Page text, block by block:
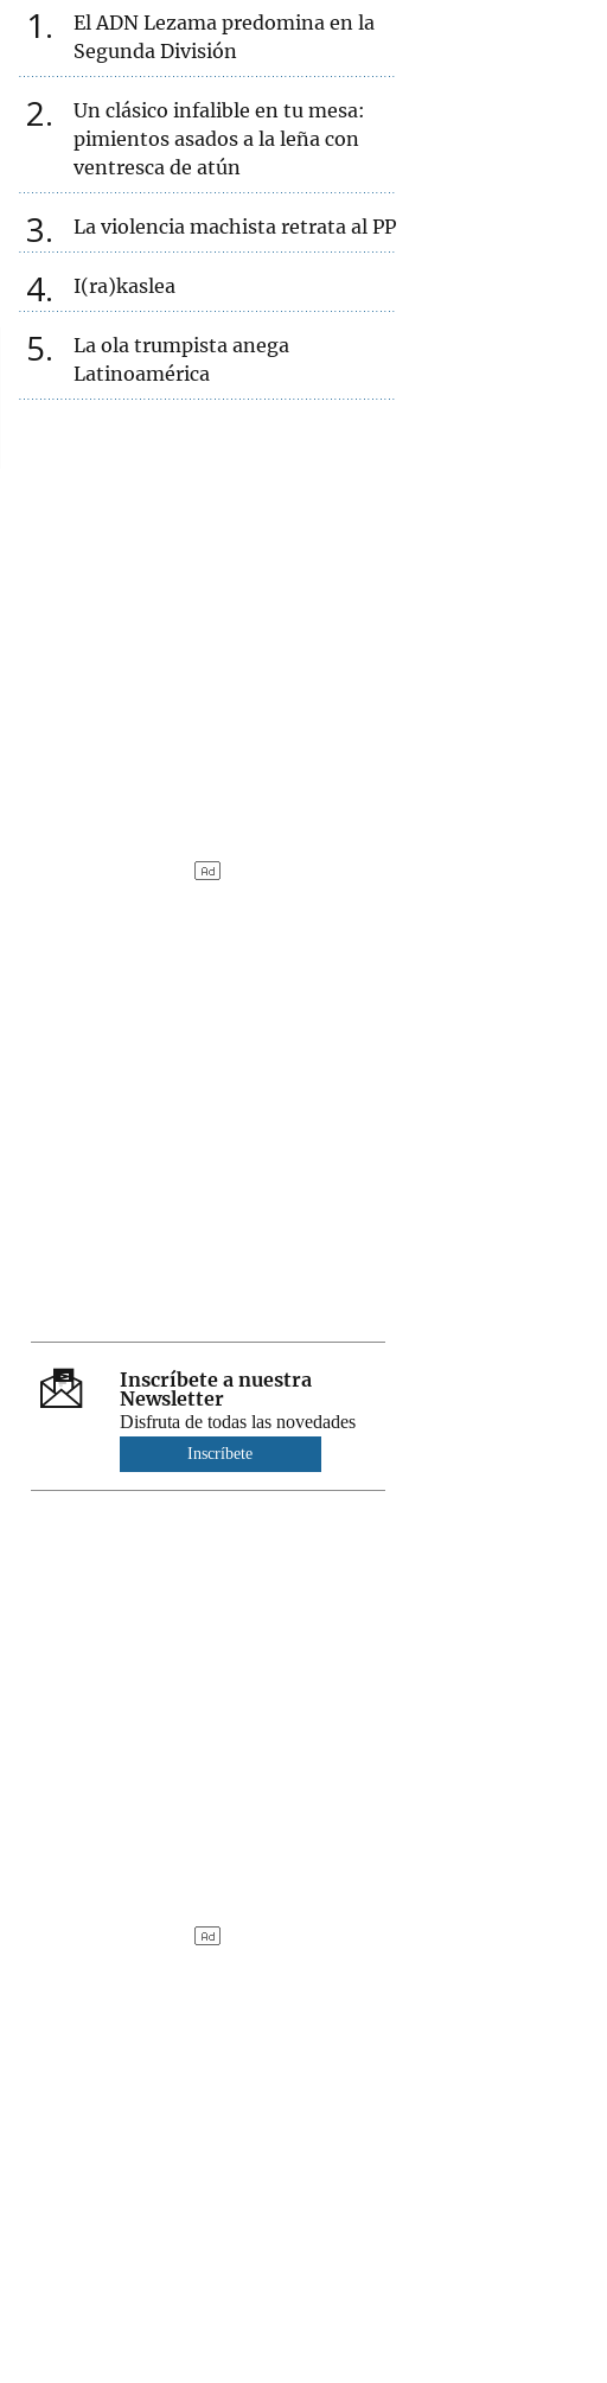
1
El ADN Lezama predomina en la
Segunda División
2
Un clásico infalible en tu mesa:
pimientos asados a la leña con
ventresca de atún
3 La violencia machista retrata al PP
4 I(ra)kaslea
5
La ola trumpista anega
Latinoamérica
Inscríbete a nuestra
Newsletter
Disfruta de todas las novedades
Inscríbete